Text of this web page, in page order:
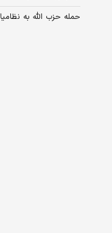
حمله حزب الله به